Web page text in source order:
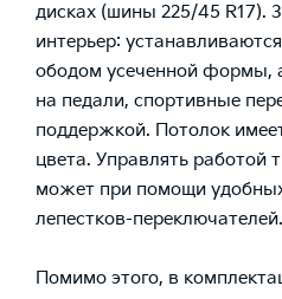
дисках (шины 225/45 R17).
интерьер:
ободом усеченной формы,
на педали, спортивные
поддержкой. Потолок
цвета. Управлять работой
может при помощи
лепестков-переключателей.
Помимо этого, в